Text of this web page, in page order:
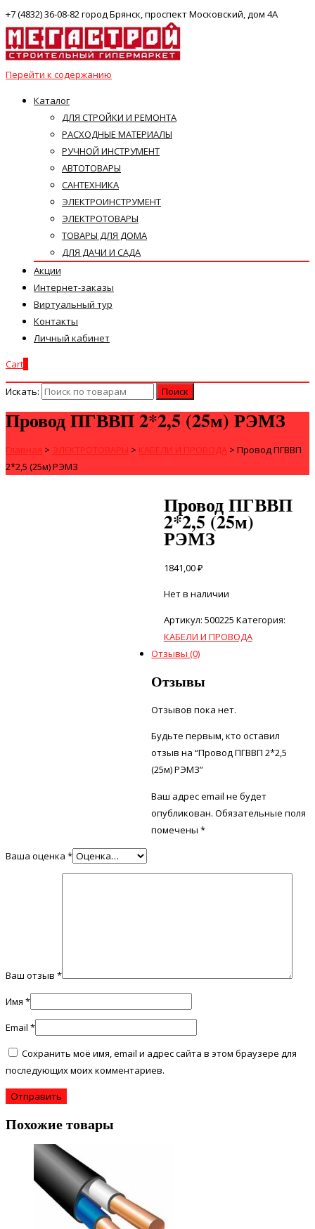
+7 (4832) 36-08-82 город Брянск, проспект Московский, дом 4А
Перейти к содержанию
Каталог
ДЛЯ СТРОЙКИ И РЕМОНТА
РАСХОДНЫЕ МАТЕРИАЛЫ
РУЧНОЙ ИНСТРУМЕНТ
АВТОТОВАРЫ
САНТЕХНИКА
ЭЛЕКТРОИНСТРУМЕНТ
ЭЛЕКТРОТОВАРЫ
ТОВАРЫ ДЛЯ ДОМА
ДЛЯ ДАЧИ И САДА
Акции
Интернет-заказы
Виртуальный тур
Контакты
Личный кабинет
Cart
Искать:
Провод ПГВВП 2*2,5 (25м) РЭМЗ
Главная > ЭЛЕКТРОТОВАРЫ > КАБЕЛИ И ПРОВОДА > Провод ПГВВП
2*2,5 (25м) РЭМЗ
Провод ПГВВП
2*2,5 (25м)
РЭМЗ
1841,00₽
Нет в наличии
Артикул: 500225 Категория:
КАБЕЛИ И ПРОВОДА
Отзывы (0)
Отзывы
Отзывов пока нет.
Будьте первым, кто оставил
отзыв на “Провод ПГВВП 2*2,5
(25м) РЭМЗ”
Ваш адрес email не будет
опубликован. Обязательные поля
помечены*
Ваша оценка *
Ваш отзыв *
Имя *
Email *
Сохранить моё имя, email и адрес сайта в этом браузере для
последующих моих комментариев.
Похожие товары